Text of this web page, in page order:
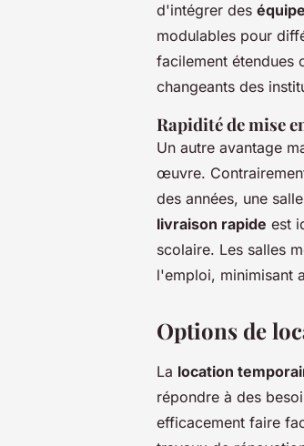
d'intégrer des
modulables pour
facilement étendues
changeants des
Rapidité de mise
Un autre avantage
œuvre.
des années, une
livraison rapide est
scolaire. Les salles
l'emploi, minimisant
Options de
La location
répondre à des
efficacement faire